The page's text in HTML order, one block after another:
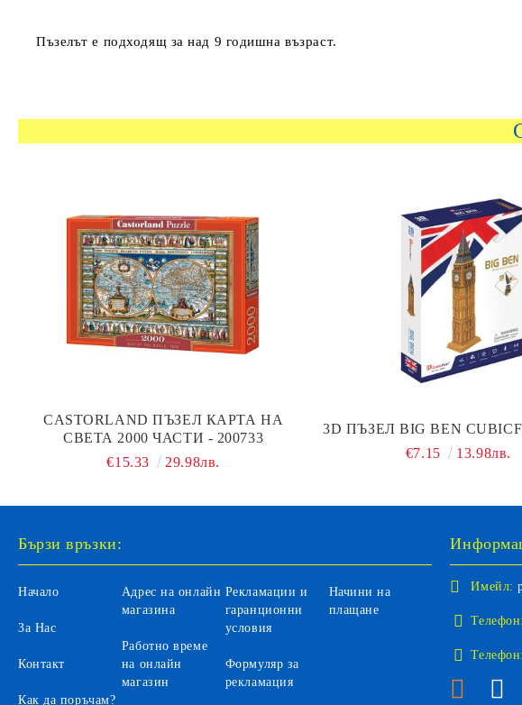
Пъзелът е подходящ за над 9 годишна възраст.
CASTORLAND ПЪЗЕЛ КАРТА НА
СВЕТА 2000 ЧАСТИ - 200733
€15.33
29.98лв.
3D ПЪЗЕЛ BIG BEN
€7.15
13.98лв.
Бързи връзки:
Начало
За Нас
Контакт
Как да поръчам?
Адрес на онлайн
магазина
Работно време
на онлайн
магазин
Рекламации и
гаранционни
условия
Формуляр за
рекламация
Начини на
плащане
Имейл:
Телефон:
Телефон: